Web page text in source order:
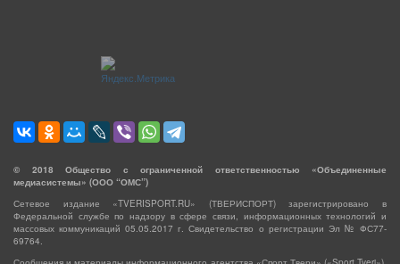
© 2018 Общество с ограниченной ответственностью «Объединенные
медиасистемы» (ООО “ОМС”)
Сетевое издание «TVERISPORT.RU» (ТВЕРИСПОРТ) зарегистрировано в
Федеральной службе по надзору в сфере связи, информационных технологий и
массовых коммуникаций 05.05.2017 г. Свидетельство о регистрации Эл № ФС77-
69764.